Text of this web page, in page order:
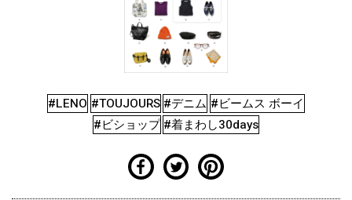
#LENO #TOUJOURS #デニム #ビームス ボーイ
#ビショップ #着まわし30days